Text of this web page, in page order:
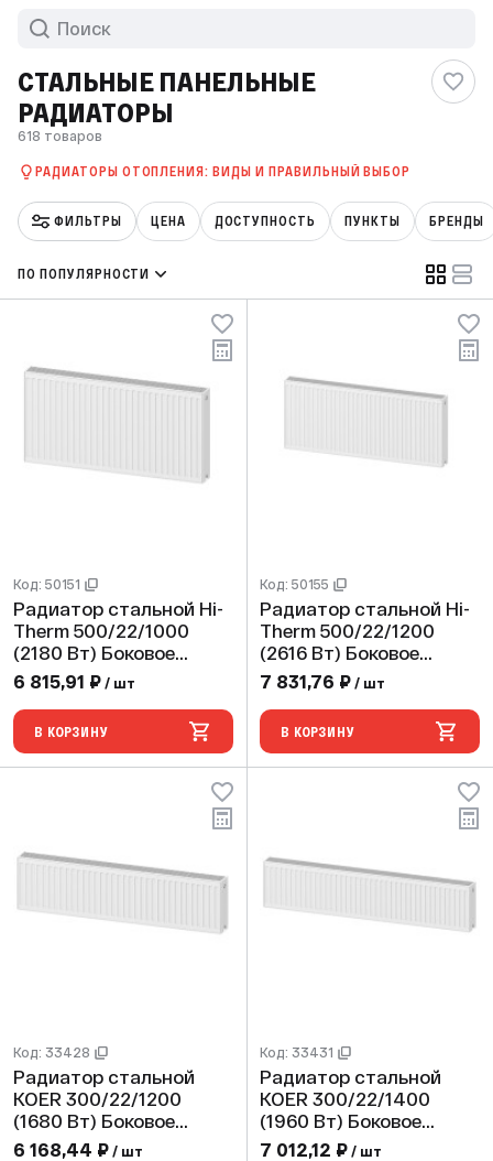
СТАЛЬНЫЕ ПАНЕЛЬНЫЕ
РАДИАТОРЫ
618 товаров
РАДИАТОРЫ ОТОПЛЕНИЯ: ВИДЫ И ПРАВИЛЬНЫЙ ВЫБОР
ФИЛЬТРЫ ЦЕНА ДОСТУПНОСТЬ ПУНКТЫ БРЕНДЫ
ПО ПОПУЛЯРНОСТИ
Код: 50151
Радиатор стальной Hi-
Therm 500/22/1000
(2180 Вт) Боковое
подключение
6 815,91 ₽ / шт
В КОРЗИНУ
Код: 50155
Радиатор стальной Hi-
Therm 500/22/1200
(2616 Вт) Боковое
подключение
7 831,76 ₽ / шт
В КОРЗИНУ
Код: 33428
Радиатор стальной
KOER 300/22/1200
(1680 Вт) Боковое
подключение
6 168,44 ₽ / шт
Код: 33431
Радиатор стальной
KOER 300/22/1400
(1960 Вт) Боковое
подключение
7 012,12 ₽ / шт